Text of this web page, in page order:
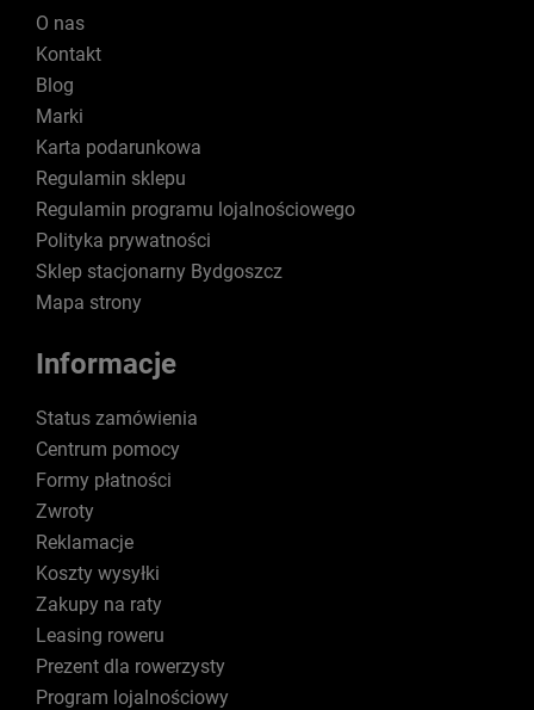
O nas
Kontakt
Blog
Marki
Karta podarunkowa
Regulamin sklepu
Regulamin programu lojalnościowego
Polityka prywatności
Sklep stacjonarny Bydgoszcz
Mapa strony
Informacje
Status zamówienia
Centrum pomocy
Formy płatności
Zwroty
Reklamacje
Koszty wysyłki
Zakupy na raty
Leasing roweru
Prezent dla rowerzysty
Program lojalnościowy